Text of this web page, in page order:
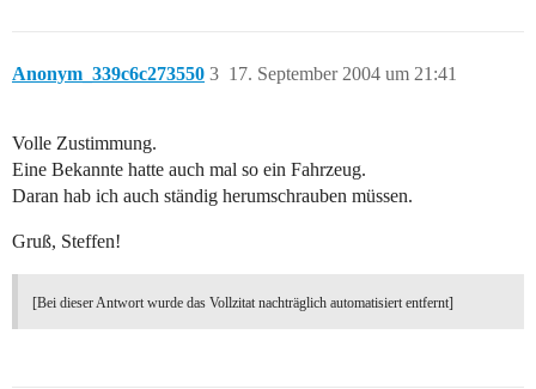
Anonym_339c6c273550 17. September 2004 um 21:41
3
Volle Zustimmung.
Eine Bekannte hatte auch mal so ein Fahrzeug.
Daran hab ich auch ständig herumschrauben müssen.
Gruß, Steffen!
[Bei dieser Antwort wurde das Vollzitat nachträglich automatisiert entfernt]